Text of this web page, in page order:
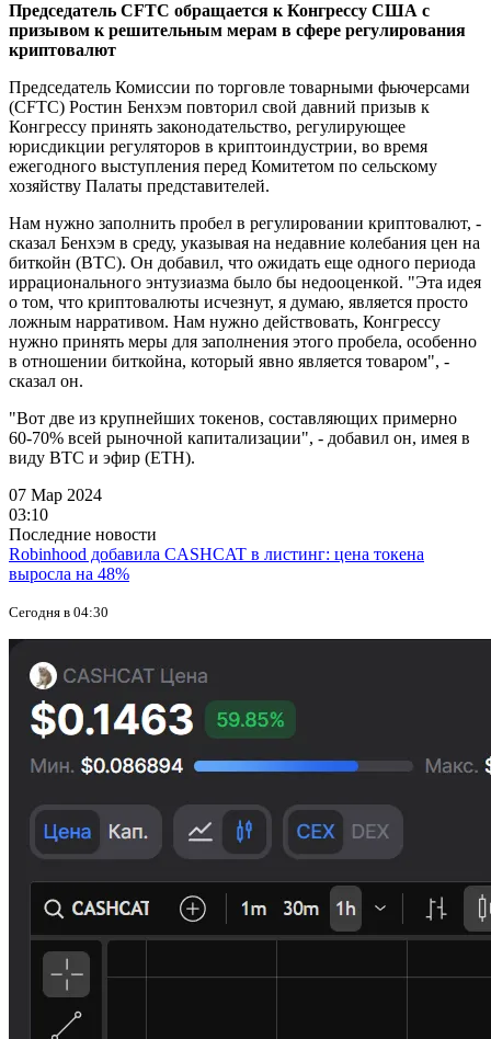
Председатель CFTC обращается к Конгрессу США с
призывом к решительным мерам в сфере регулирования
криптовалют
Председатель Комиссии по торговле товарными фьючерсами
(CFTC) Ростин Бенхэм повторил свой давний призыв к
Конгрессу принять законодательство, регулирующее
юрисдикции регуляторов в криптоиндустрии, во время
ежегодного выступления перед Комитетом по сельскому
хозяйству Палаты представителей.
Нам нужно заполнить пробел в регулировании криптовалют, -
сказал Бенхэм в среду, указывая на недавние колебания цен на
биткойн (BTC). Он добавил, что ожидать еще одного периода
иррационального энтузиазма было бы недооценкой. "Эта идея
о том, что криптовалюты исчезнут, я думаю, является просто
ложным нарративом. Нам нужно действовать, Конгрессу
нужно принять меры для заполнения этого пробела, особенно
в отношении биткойна, который явно является товаром", -
сказал он.
"Вот две из крупнейших токенов, составляющих примерно
60-70% всей рыночной капитализации", - добавил он, имея в
виду BTC и эфир (ETH).
07 Мар 2024
03:10
Последние новости
Robinhood добавила CASHCAT в листинг: цена токена
выросла на 48%
Сегодня в 04:30